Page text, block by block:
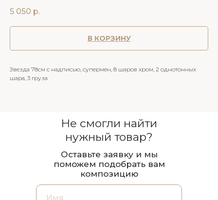
5 050 р.
В КОРЗИНУ
Звезда 78см с надписью, супермен, 8 шаров хром, 2 однотонных
шара, 3 груза
Не смогли найти
нужный товар?
Оставьте заявку и мы
поможем подобрать вам
композицию